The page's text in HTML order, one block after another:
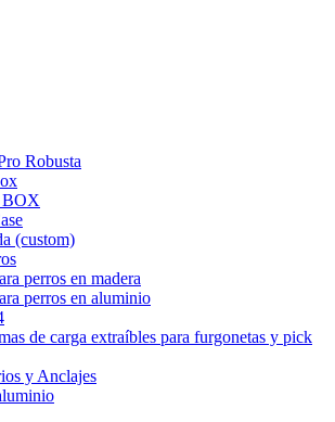
Robusta
BOX
(custom)
perros en madera
perros en aluminio
de carga extraíbles para furgonetas y pick
y Anclajes